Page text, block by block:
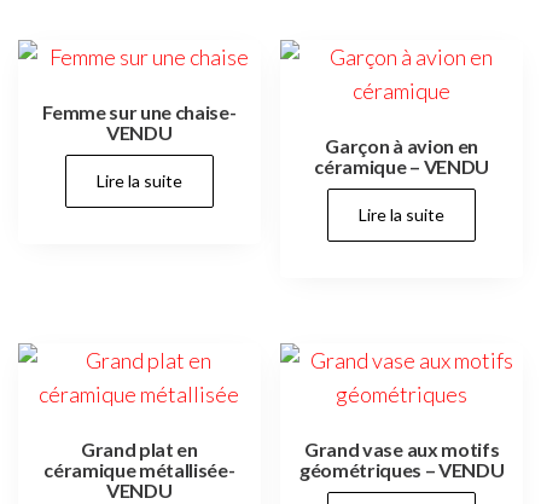
Femme sur une chaise-
VENDU
Lire la suite
Garçon à avion en
céramique – VENDU
Lire la suite
Grand plat en
céramique métallisée-
VENDU
Grand vase aux motifs
géométriques – VENDU